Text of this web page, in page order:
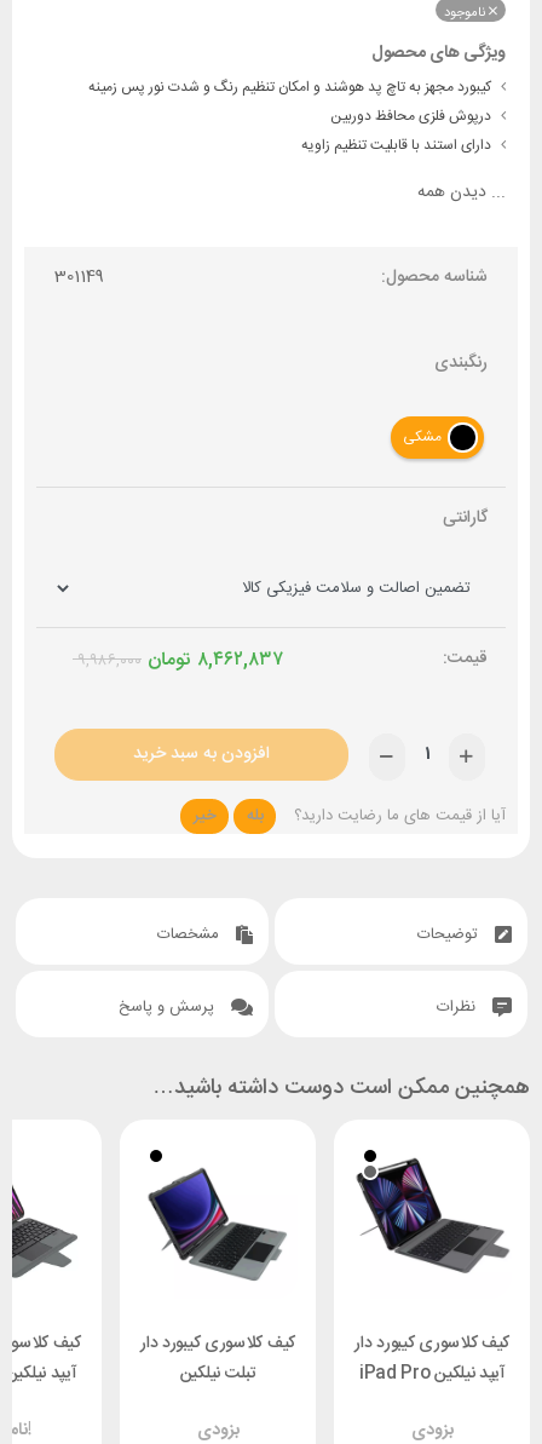
ناموجود
ویژگی های محصول
کیبورد مجهز به تاچ پد هوشند و امکان تنظیم رنگ و شدت نور پس زمینه
درپوش فلزی محافظ دوربین
دارای استند با قابلیت تنظیم زاویه
... دیدن همه
شناسه محصول: 301149
رنگبندی
مشکی
گارانتی
۹,۹۸۶,۰۰۰ تومان ۸,۴۶۲,۸۳۷
افزودن به سبد خرید
آیا از قیمت های ما رضایت دارید؟ بله خیر
توضیحات مشخصات
نظرات پرسش و پاسخ
همچنین ممکن است دوست داشته باشید…
کیف کلاسوری کیبورد دار
آیپد نیلکین iPad Pro
2020 Nillkin
بزودی
کیف کلاسوری کیبورد دار
تبلت نیلکین
Tab S9 Plus Nillkin
بزودی
کیف
Link
ناموجود!